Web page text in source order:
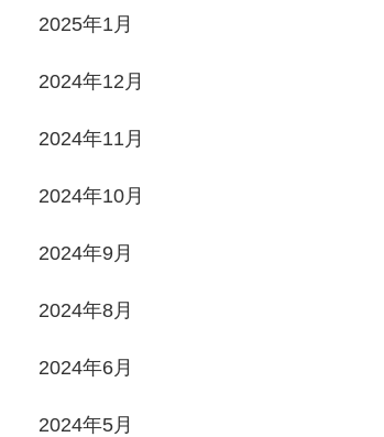
2025年1月
2024年12月
2024年11月
2024年10月
2024年9月
2024年8月
2024年6月
2024年5月